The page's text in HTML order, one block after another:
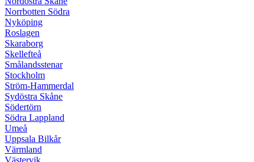
Norrbotten Södra
Nyköping
Roslagen
Skaraborg
Skellefteå
Smålandsstenar
Stockholm
Ström-Hammerdal
Sydöstra Skåne
Södertörn
Södra Lappland
Umeå
Uppsala Bilkår
Värmland
Västervik